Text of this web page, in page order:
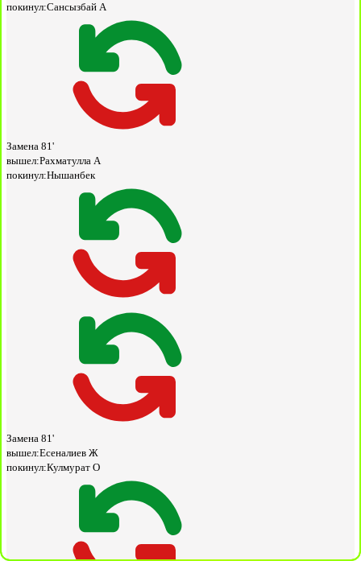
покинул:Сансызбай А
Замена 81'
вышел:Рахматулла А
покинул:Нышанбек
Замена 81'
вышел:Есеналиев Ж
покинул:Кулмурат О